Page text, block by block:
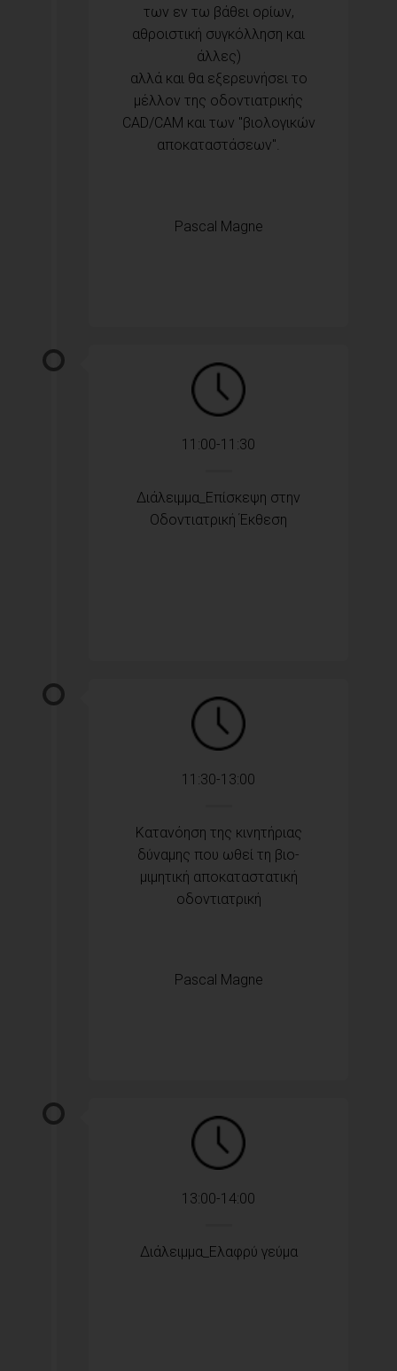
των εν τω βάθει ορίων,
αθροιστική συγκόλληση και
άλλες)
αλλά και θα εξερευνήσει το
μέλλον της οδοντιατρικής
CAD/CAM και των "βιολογικών
αποκαταστάσεων".
Pascal Magne
11:00-11:30
Διάλειμμα_Επίσκεψη στην
Οδοντιατρική Έκθεση
11:30-13:00
Κατανόηση της κινητήριας
δύναμης που ωθεί τη βιο-
μιμητική αποκαταστατική
οδοντιατρική
Pascal Magne
13:00-14:00
Διάλειμμα_Ελαφρύ γεύμα